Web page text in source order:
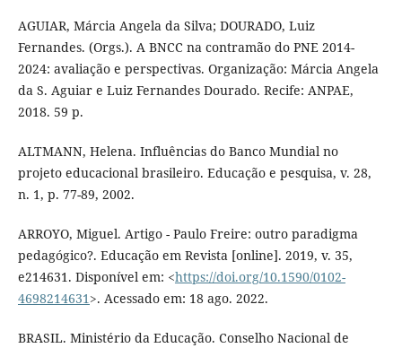
AGUIAR, Márcia Angela da Silva; DOURADO, Luiz
Fernandes. (Orgs.). A BNCC na contramão do PNE 2014-
2024: avaliação e perspectivas. Organização: Márcia Angela
da S. Aguiar e Luiz Fernandes Dourado. Recife: ANPAE,
2018. 59 p.
ALTMANN, Helena. Influências do Banco Mundial no
projeto educacional brasileiro. Educação e pesquisa, v. 28,
n. 1, p. 77-89, 2002.
ARROYO, Miguel. Artigo - Paulo Freire: outro paradigma
pedagógico?. Educação em Revista [online]. 2019, v. 35,
e214631. Disponível em: <https://doi.org/10.1590/0102-
4698214631>. Acessado em: 18 ago. 2022.
BRASIL. Ministério da Educação. Conselho Nacional de